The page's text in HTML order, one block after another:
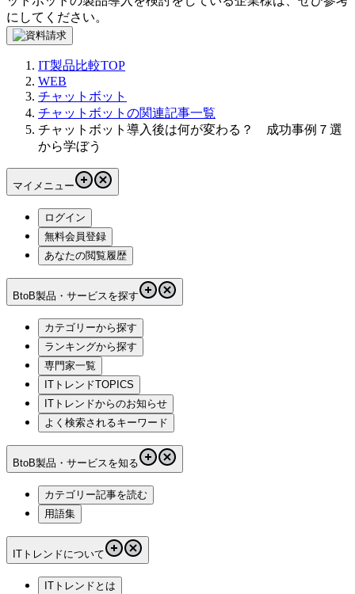
にしてください。
IT製品比較TOP
WEB
チャットボット
チャットボットの関連記事一覧
チャットボット導入後は何が変わる？ 成功事例７選
から学ぼう
マイメニュー
ログイン
無料会員登録
あなたの閲覧履歴
BtoB製品・サービスを探す
カテゴリーから探す
ランキングから探す
専門家一覧
ITトレンドTOPICS
ITトレンドからのお知らせ
よく検索されるキーワード
BtoB製品・サービスを知る
カテゴリー記事を読む
用語集
ITトレンドについて
ITトレンドとは